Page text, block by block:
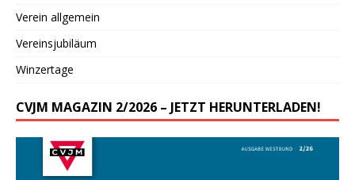
Verein allgemein
Vereinsjubiläum
Winzertage
CVJM MAGAZIN 2/2026 – JETZT HERUNTERLADEN!